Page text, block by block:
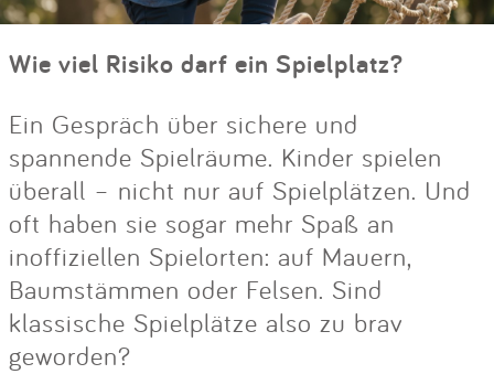
Wie viel Risiko darf ein Spielplatz?
Ein Gespräch über sichere und
spannende Spielräume. Kinder spielen
überall – nicht nur auf Spielplätzen. Und
oft haben sie sogar mehr Spaß an
inoffiziellen Spielorten: auf Mauern,
Baumstämmen oder Felsen. Sind
klassische Spielplätze also zu brav
geworden?